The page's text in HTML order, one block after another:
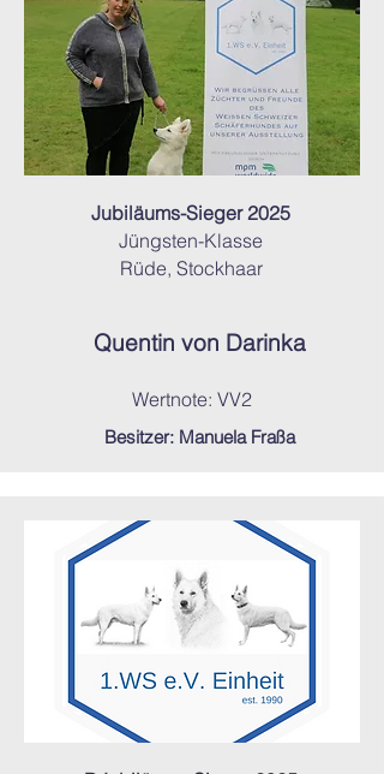
Jubiläums-Sieger 2025
Jüngsten-Klasse
Rüde, Stockhaar
Quentin von Darinka
Wertnote: VV2
Besitzer: Manuela Fraßa